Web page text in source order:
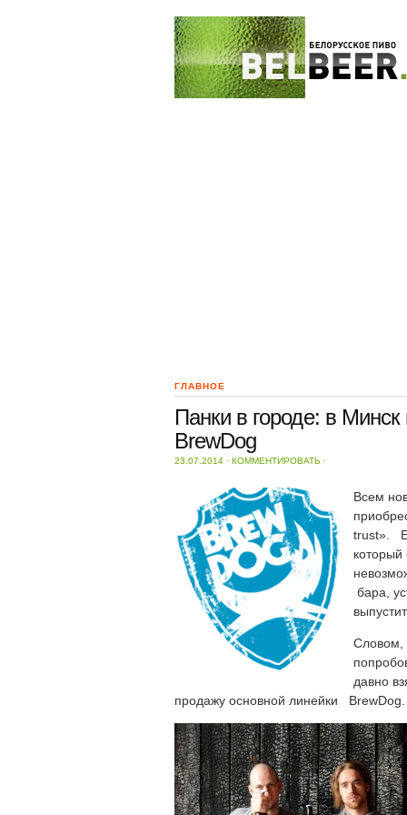
ГЛАВНОЕ
Панки в городе: в
BrewDog
23.07.2014 ⋅ КОММЕНТИРОВАТЬ ⋅
Всем
trust».
который
бара,
Словом,
давно
продажу основной линейки